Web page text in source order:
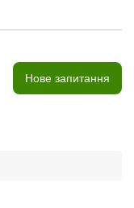
Нове запитання